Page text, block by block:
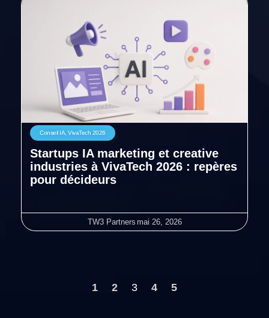
Conseil IA, VivaTech 2026
Startups IA marketing et creative
industries à VivaTech 2026 : repères
pour décideurs
TW3 Partners mai 26, 2026
1 2 3 4 5